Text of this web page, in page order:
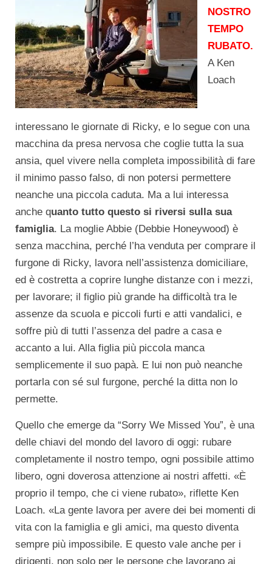
NOSTRO
TEMPO
RUBATO.
A Ken
Loach
interessano le giornate di Ricky, e lo segue con una
macchina da presa nervosa che coglie tutta la sua
ansia, quel vivere nella completa impossibilità di fare
il minimo passo falso, di non potersi permettere
neanche una piccola caduta. Ma a lui interessa
anche quanto tutto questo si riversi sulla sua
famiglia. La moglie Abbie (Debbie Honeywood) è
senza macchina, perché l’ha venduta per comprare il
furgone di Ricky, lavora nell’assistenza domiciliare,
ed è costretta a coprire lunghe distanze con i mezzi,
per lavorare; il figlio più grande ha difficoltà tra le
assenze da scuola e piccoli furti e atti vandalici, e
soffre più di tutti l’assenza del padre a casa e
accanto a lui. Alla figlia più piccola manca
semplicemente il suo papà. E lui non può neanche
portarla con sé sul furgone, perché la ditta non lo
permette.
Quello che emerge da “Sorry We Missed You”, è una
delle chiavi del mondo del lavoro di oggi: rubare
completamente il nostro tempo, ogni possibile attimo
libero, ogni doverosa attenzione ai nostri affetti. «È
proprio il tempo, che ci viene rubato», riflette Ken
Loach. «La gente lavora per avere dei bei momenti di
vita con la famiglia e gli amici, ma questo diventa
sempre più impossibile. E questo vale anche per i
dirigenti, non solo per le persone che lavorano ai